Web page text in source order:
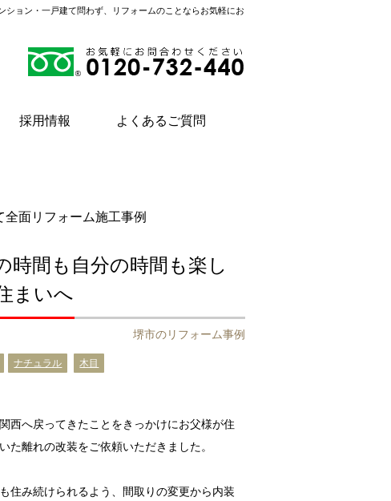
ョン・一戸建て問わず、リフォームのことならお気軽にお
採用情報 よくあるご質問
全面リフォーム施工事例
時間も自分の時間も楽し
まいへ
堺市のリフォーム事例
ナチュラル 木目
西へ戻ってきたことをきっかけにお父様が住
た離れの改装をご依頼いただきました。
住み続けられるよう、間取りの変更から内装